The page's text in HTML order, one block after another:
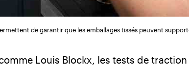
de garantir que les emballages tissés peuvent
Louis Blockx, les tests de